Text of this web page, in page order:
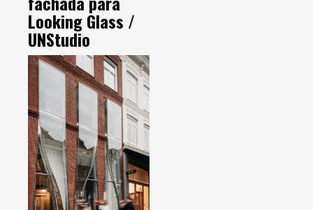
Looking Glass /
UNStudio